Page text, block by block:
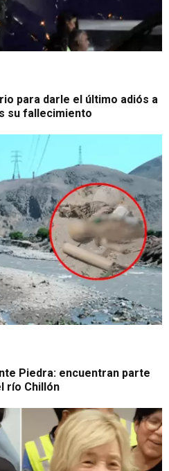
para darle el último adiós a
su fallecimiento
Piedra: encuentran parte
río Chillón